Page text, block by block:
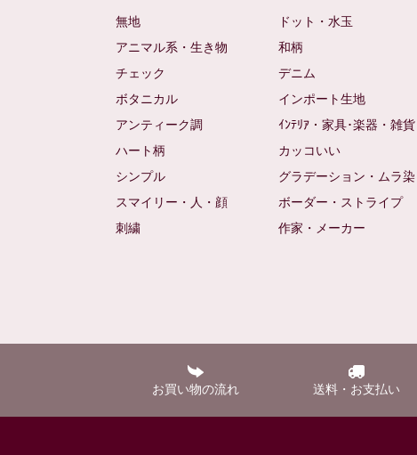
無地 ドット・水玉
アニマル系・生き物
和柄
チェック
デニム
ボタニカル
インポート生地
アンティーク調
ｲﾝﾃﾘｱ・家具･楽器・雑貨
ハート柄
カッコいい
シンプル
グラデーション・ムラ染
スマイリー・人・顔
ボーダー・ストライプ
刺繍
作家・メーカー
お買い物の流れ 送料・お支払い